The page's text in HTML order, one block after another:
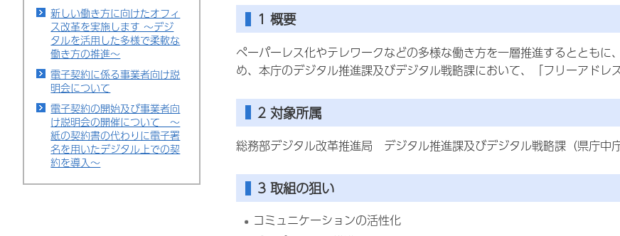
新しい働き方に向けたオフィ
ス改革を実施します ～デジ
タルを活用した多様で柔軟な
働き方の推進～
電子契約に係る事業者向け説
明会について
電子契約の開始及び事業者向
け説明会の開催について ～
紙の契約書の代わりに電子署
名を用いたデジタル上での契
約を導入～
1 概要
ペーパーレス化やテレワークなどの多様な働き方を一層推進するととも
め、本庁のデジタル推進課及びデジタル戦略課において、「フリーアドレ
2 対象所属
総務部デジタル改革推進局 デジタル推進課及びデジタル戦略課（県庁中
3 取組の狙い
コミュニケーションの活性化